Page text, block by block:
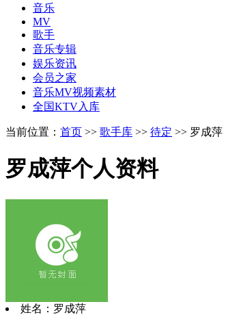
音乐
MV
歌手
音乐专辑
娱乐资讯
会员之家
音乐MV视频素材
全国KTV入库
当前位置： 首页 >> 歌手库 >> 待定 >> 罗成萍
罗成萍个人资料
姓名：罗成萍